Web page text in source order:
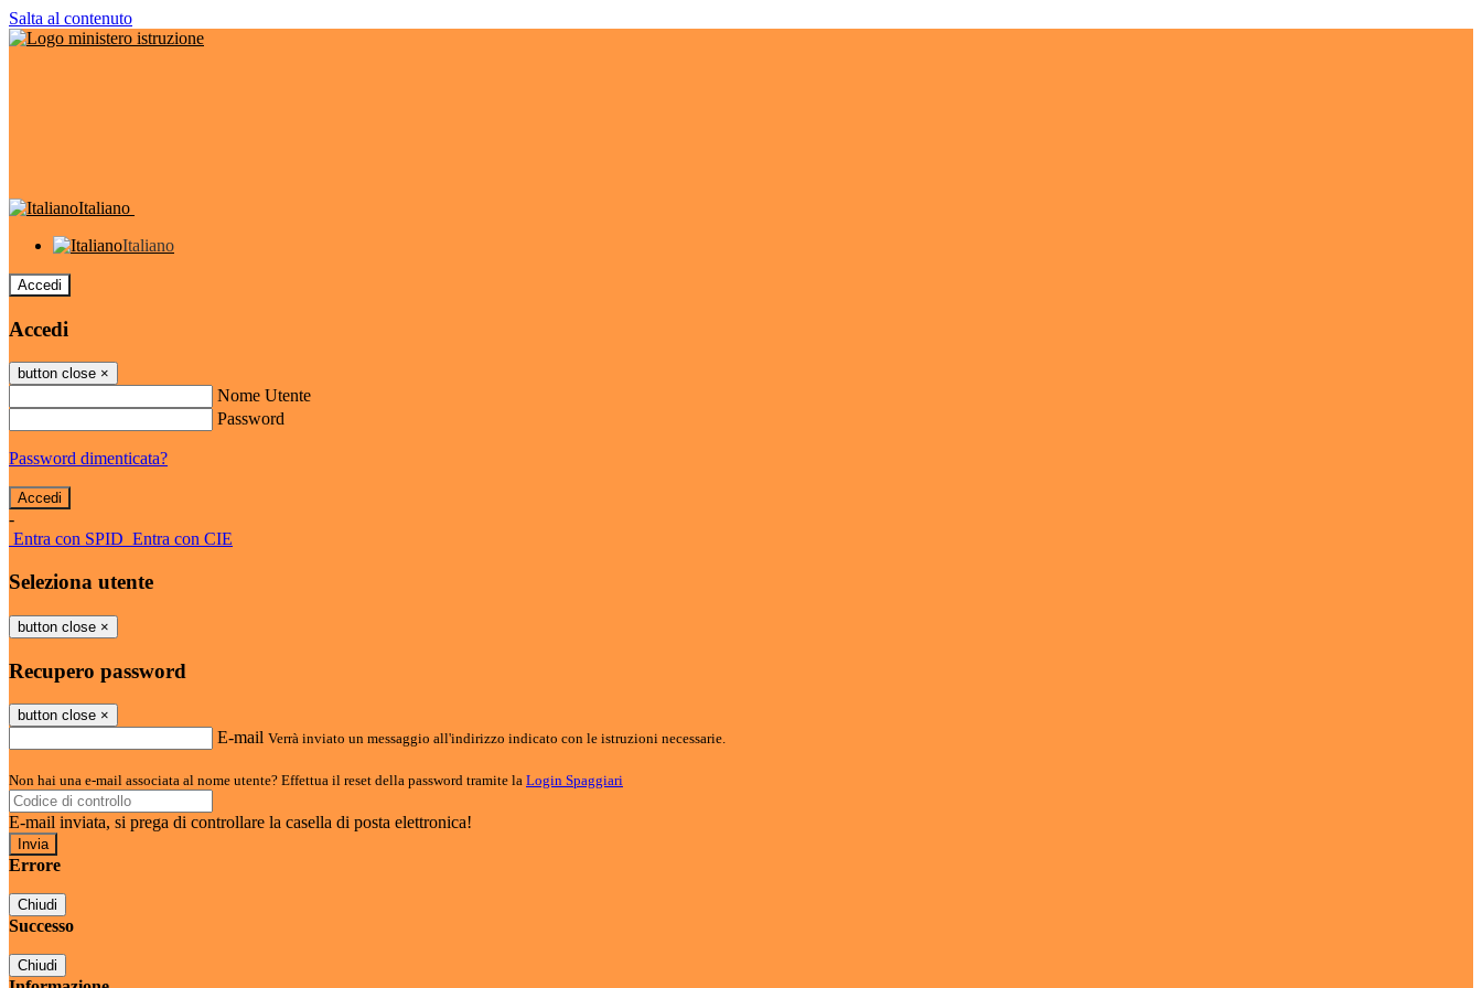
Salta al contenuto
Italiano
Italiano
Accedi
Accedi
button close ×
Nome Utente
Password
Password dimenticata?
-
Entra con SPID Entra con CIE
Seleziona utente
button close ×
Recupero password
button close ×
E-mail Verrà inviato un messaggio all'indirizzo indicato con le istruzioni necessarie.
Non hai una e-mail associata al nome utente? Effettua il reset della password tramite la Login Spaggiari
E-mail inviata, si prega di controllare la casella di posta elettronica!
Errore
Chiudi
Successo
Chiudi